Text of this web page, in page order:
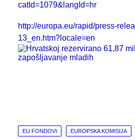
catId=1079&langId=hr
http://europa.eu/rapid/press-
13_en.htm?locale=en
EU FONDOVI EUROPSKA KOMISIJA